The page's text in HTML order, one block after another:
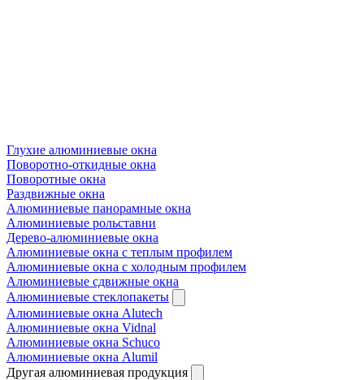
Глухие алюминиевые окна
Поворотно-откидные окна
Поворотные окна
Раздвижные окна
Алюминиевые панорамные окна
Алюминиевые рольставни
Дерево-алюминиевые окна
Алюминиевые окна с теплым профилем
Алюминиевые окна с холодным профилем
Алюминиевые сдвижные окна
Алюминиевые стеклопакеты
Алюминиевые окна Alutech
Алюминиевые окна Vidnal
Алюминиевые окна Schuco
Алюминиевые окна Alumil
Другая алюминиевая продукция